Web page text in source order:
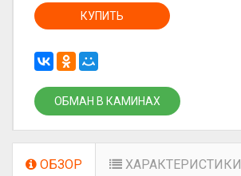
КУПИТЬ
ОБМАН В КАМИНАХ
ОБЗОР ХАРАКТЕРИСТИКИ